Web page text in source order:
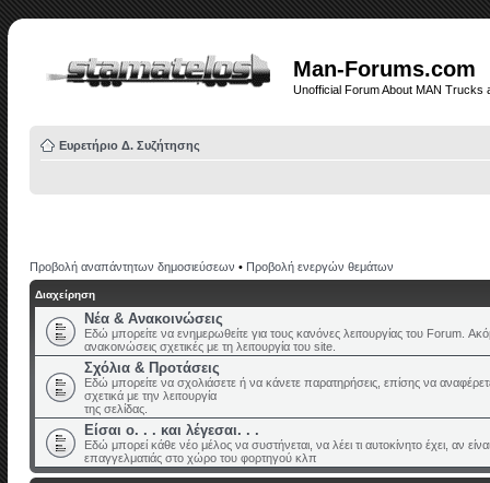
Man-Forums.com
Unofficial Forum About MAN Trucks
Ευρετήριο Δ. Συζήτησης
Προβολή αναπάντητων δημοσιεύσεων • Προβολή ενεργών θεμάτων
Διαχείρηση
Νέα & Ανακοινώσεις
Εδώ μπορείτε να ενημερωθείτε για τους κανόνες λειτουργίας του Forum.
ανακοινώσεις σχετικές με τη λειτουργία του site.
Σχόλια & Προτάσεις
Εδώ μπορείτε να σχολιάσετε ή να κάνετε παρατηρήσεις, επίσης να
σχετικά με την λειτουργία
της σελίδας.
Είσαι ο. . . και λέγεσαι. . .
Εδώ μπορεί κάθε νέο μέλος να συστήνεται, να λέει τι αυτοκίνητο έχει, αν
επαγγελματιάς στο χώρο του φορτηγού κλπ